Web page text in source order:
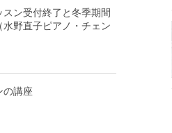
スン受付終了と冬季期間
野直子ピアノ・チェン
の講座